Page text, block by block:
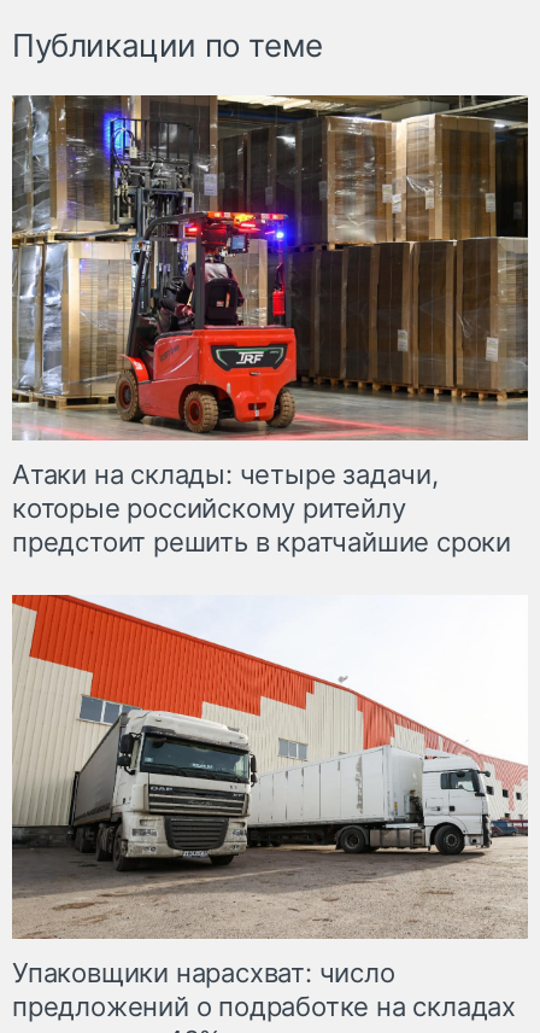
Публикации по теме
Атаки на склады: четыре задачи,
которые российскому ритейлу
предстоит решить в кратчайшие сроки
Упаковщики нарасхват: число
предложений о подработке на складах